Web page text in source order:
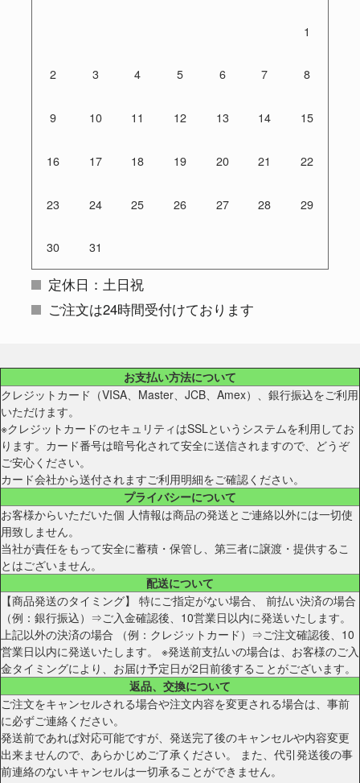
1
2 3 4 5 6 7 8
9 10 11 12 13 14 15
16 17 18 19 20 21 22
23 24 25 26 27 28 29
30 31
定休日：土日祝
ご注文は24時間受付けております
お支払い方法について
クレジットカード（VISA、Master、JCB、Amex）、銀行振込をご利用
いただけます。
※クレジットカードのセキュリティはSSLというシステムを利用してお
ります。カード番号は暗号化されて安全に送信されますので、どうぞ
ご安心ください。
カード会社から送付されますご利用明細をご確認ください。
プライバシーについて
お客様からいただいた個 人情報は商品の発送とご連絡以外には一切使
用致しません。
当社が責任をもって安全に蓄積・保管し、第三者に譲渡・提供するこ
とはございません。
配送について
【商品発送のタイミング】 特にご指定がない場合、 前払い決済の場合
（例：銀行振込）⇒ご入金確認後、10営業日以内に発送いたします。
上記以外の決済の場合 （例：クレジットカード）⇒ご注文確認後、10
営業日以内に発送いたします。 ※発送前支払いの場合は、お客様のご入
金タイミングにより、お届け予定日が2日前後することがございます。
返品、交換について
ご注文をキャンセルされる場合や注文内容を変更される場合は、事前
に必ずご連絡ください。
発送前であれば対応可能ですが、発送完了後のキャンセルや内容変更
出来ませんので、あらかじめご了承ください。 また、代引発送後の事
前連絡のないキャンセルは一切承ることができません。